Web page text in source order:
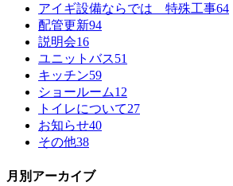
アイギ設備ならでは 特殊工事64
配管更新94
説明会16
ユニットバス51
キッチン59
ショールーム12
トイレについて27
お知らせ40
その他38
月別アーカイブ